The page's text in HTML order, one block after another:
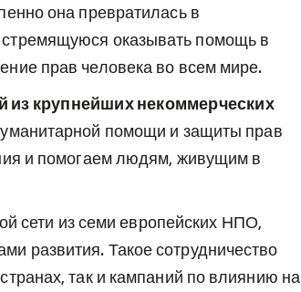
она превратилась в
оказывать помощь в
прав человека во всем мире.
из крупнейших некоммерческих
помощи и защиты прав
и помогаем людям, живущим в
сети из семи европейских НПО,
развития. Такое сотрудничество
так и кампаний по влиянию на